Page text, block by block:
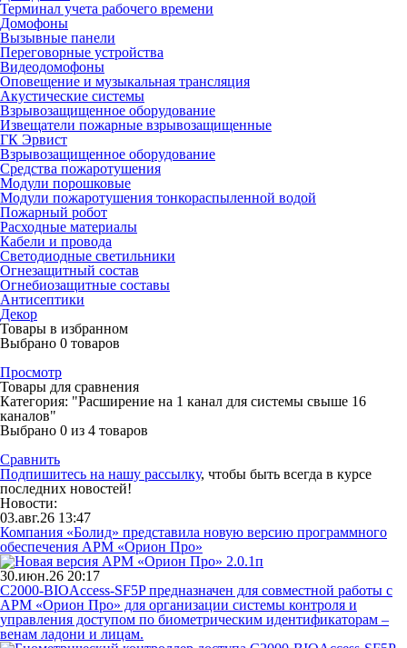
Терминал учета рабочего времени
Домофоны
Вызывные панели
Переговорные устройства
Видеодомофоны
Оповещение и музыкальная трансляция
Акустические системы
Взрывозащищенное оборудование
Извещатели пожарные взрывозащищенные
ГК Эрвист
Взрывозащищенное оборудование
Средства пожаротушения
Модули порошковые
Модули пожаротушения тонкораспыленной водой
Пожарный робот
Расходные материалы
Кабели и провода
Светодиодные светильники
Огнезащитный состав
Огнебиозащитные составы
Антисептики
Декор
Товары в избранном
Выбрано 0 товаров
Просмотр
Товары для сравнения
Категория: "Расширение на 1 канал для системы свыше 16
каналов"
Выбрано 0 из 4 товаров
Сравнить
Подпишитесь на нашу рассылку, чтобы быть всегда в курсе
последних новостей!
Новости:
03.авг.26 13:47
Компания «Болид» представила новую версию программного
обеспечения АРМ «Орион Про»
30.июн.26 20:17
С2000-BIOAccess-SF5P предназначен для совместной работы с
АРМ «Орион Про» для организации системы контроля и
управления доступом по биометрическим идентификаторам –
венам ладони и лицам.